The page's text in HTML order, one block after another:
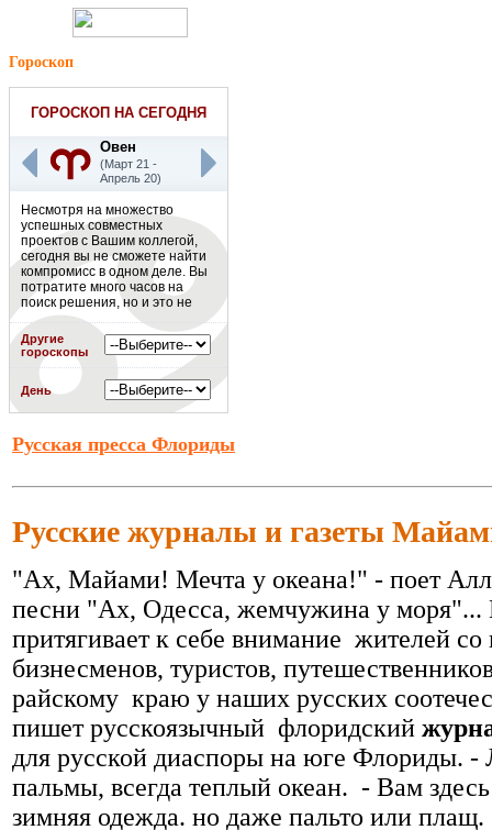
Гороскоп
ГОРОСКОП НА СЕГОДНЯ
Овен
(Март 21 -
Апрель 20)
Несмотря на множество
успешных совместных
проектов с Вашим коллегой,
сегодня вы не сможете найти
компромисс в одном деле. Вы
потратите много часов на
поиск решения, но и это не
приведет Вас к желаемому
результату. Есть риск, что
больше с этим коллегой Вы
сотрудничать не будете.
Подробнее
Другие
гороскопы
День
Русская пресса Флориды
Русские журналы и газеты
"Ах, Майами! Мечта у океана!" - поет
песни "Ах, Одесса, жемчужина у
притягивает к себе внимание жителей со
бизнесменов, туристов,
райскому краю у наших русских
пишет русскоязычный флоридский
для русской диаспоры на юге Флориды. -
пальмы, всегда теплый океан. - Вам
зимняя одежда. но даже пальто или